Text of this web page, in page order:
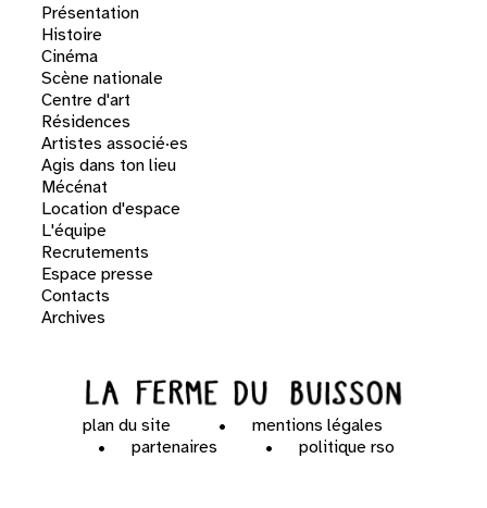
Présentation
Histoire
Cinéma
Scène nationale
Centre d'art
Résidences
Artistes associé·es
Agis dans ton lieu
Mécénat
Location d'espace
L'équipe
Recrutements
Espace presse
Contacts
Archives
plan du site
mentions légales
partenaires
politique rso